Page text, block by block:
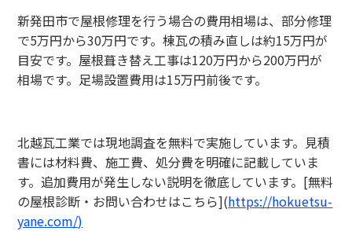
新発田市で屋根修理を行う場合の費用相場は、部分修理
で5万円から30万円です。棟瓦の積み直しは約15万円が
目安です。屋根葺き替え工事は120万円から200万円が
相場です。足場設置費用は15万円前後です。
北越瓦工業では現地調査を無料で実施しています。見積
書には材料費、施工費、処分費を明確に記載していま
す。追加費用が発生しない説明を徹底しています。[無料
の屋根診断・お問い合わせはこちら](https://hokuetsu-
yane.com/)